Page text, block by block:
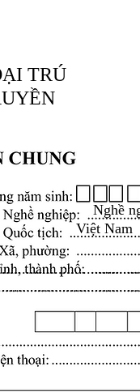
TRÚ
Nghề
Việt Nam